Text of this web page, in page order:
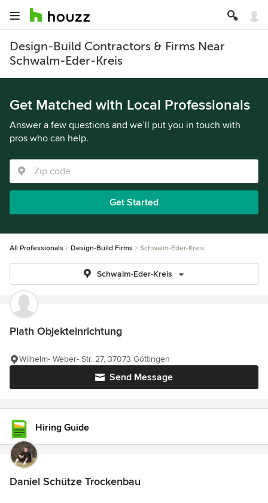
Design-Build Contractors & Firms Near
Schwalm-Eder-Kreis
Get Matched with Local Professionals
Answer a few questions and we’ll put you in touch with
pros who can help.
Get Started
All Professionals Design-Build Firms Schwalm-Eder-Kreis
Schwalm-Eder-Kreis
Plath Objekteinrichtung
Send Message
Wilhelm- Weber- Str. 27, 37073 Göttingen
Hiring Guide
Daniel Schütze Trockenbau